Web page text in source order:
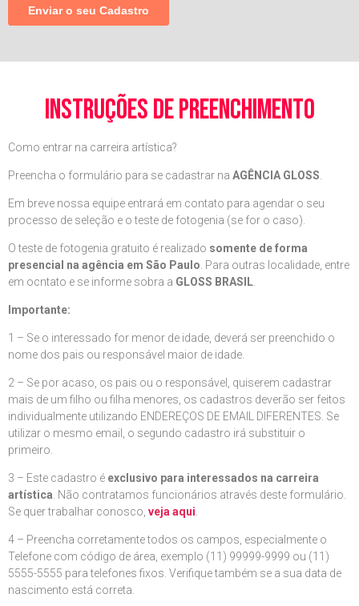
instruções de preenchimento
Como entrar na carreira artística?
Preencha o formulário para se cadastrar na AGÊNCIA GLOSS
Em breve nossa equipe entrará em contato para agendar o seu
processo de seleção e o teste de fotogenia (se for o caso).
O teste de fotogenia gratuito é realizado somente de forma
presencial na agência em São Paulo . Para outras localidade, entre
em ocntato e se informe sobra a GLOSS BRASIL
Importante:
1 – Se o interessado for menor de idade, deverá ser preenchido o
nome dos pais ou responsável maior de idade.
2 – Se por acaso, os pais ou o responsável, quiserem cadastrar
mais de um filho ou filha menores, os cadastros deverão ser feitos
individualmente utilizando ENDEREÇOS DE EMAIL DIFERENTES. Se
utilizar o mesmo email, o segundo cadastro irá substituir o
primeiro.
3 – Este cadastro é exclusivo para interessados na carreira
artística . Não contratamos funcionários através deste formulário.
Se quer trabalhar conosco, veja aqui
4 – Preencha corretamente todos os campos, especialmente o
Telefone com código de área, exemplo (11) 99999-9999 ou (11)
5555-5555 para telefones fixos. Verifique também se a sua data de
nascimento está correta.